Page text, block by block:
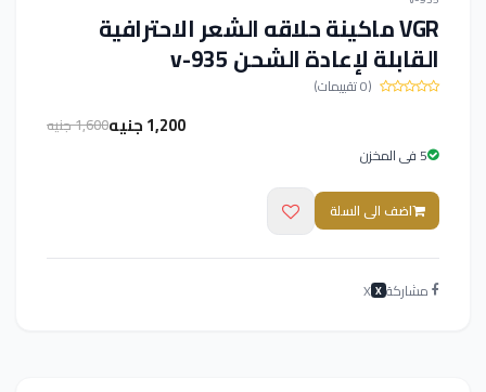
VGR ماكينة حلاقه الشعر الاحترافية
القابلة لإعادة الشحن v-935
(0 تقييمات)
1,200 جنيه
1,600 جنيه
5 فى المخزن
اضف الى السلة
مشاركة X
X